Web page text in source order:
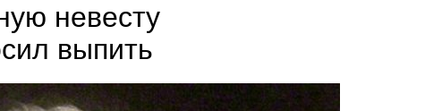
невесту
выпить